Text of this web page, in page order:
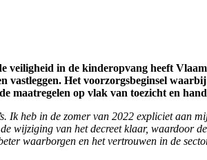
veiligheid in de kinderopvang heeft
vastleggen. Het voorzorgsbeginsel
maatregelen op vlak van toezicht en
Ik heb in de zomer van 2022 expliciet aan
wijziging van het decreet klaar, waardoor
waarborgen en het vertrouwen in de